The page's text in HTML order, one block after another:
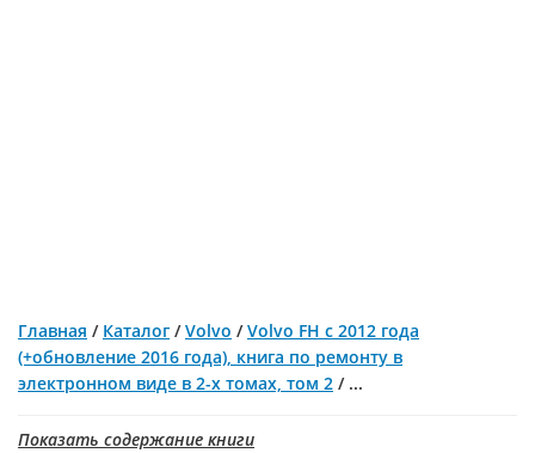
Главная / Каталог /Volvo /Volvo FH с 2012 года
(+обновление 2016 года), книга по ремонту в
электронном виде в 2-х томах, том 2 / ...
Показать содержание книги